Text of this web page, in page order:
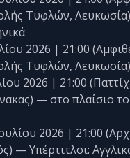
Τυφλών,
2026 | 21:00
Τυφλών, Λευκωσία)
2026 | 21:00
— στο πλαίσιο
2026 | 21:00
— Υπέρτιτλοι: